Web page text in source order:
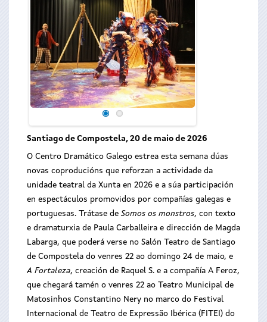
Santiago de Compostela, 20 de maio de 2026
O Centro Dramático Galego estrea esta semana dúas
novas coproducións que reforzan a actividade da
unidade teatral da Xunta en 2026 e a súa participación
en espectáculos promovidos por compañías galegas e
portuguesas. Trátase de Somos os monstros, con texto
e dramaturxia de Paula Carballeira e dirección de Magda
Labarga, que poderá verse no Salón Teatro de Santiago
de Compostela do venres 22 ao domingo 24 de maio, e
A Fortaleza, creación de Raquel S. e a compañía A Feroz,
que chegará tamén o venres 22 ao Teatro Municipal de
Matosinhos Constantino Nery no marco do Festival
Internacional de Teatro de Expressão Ibérica (FITEI) do